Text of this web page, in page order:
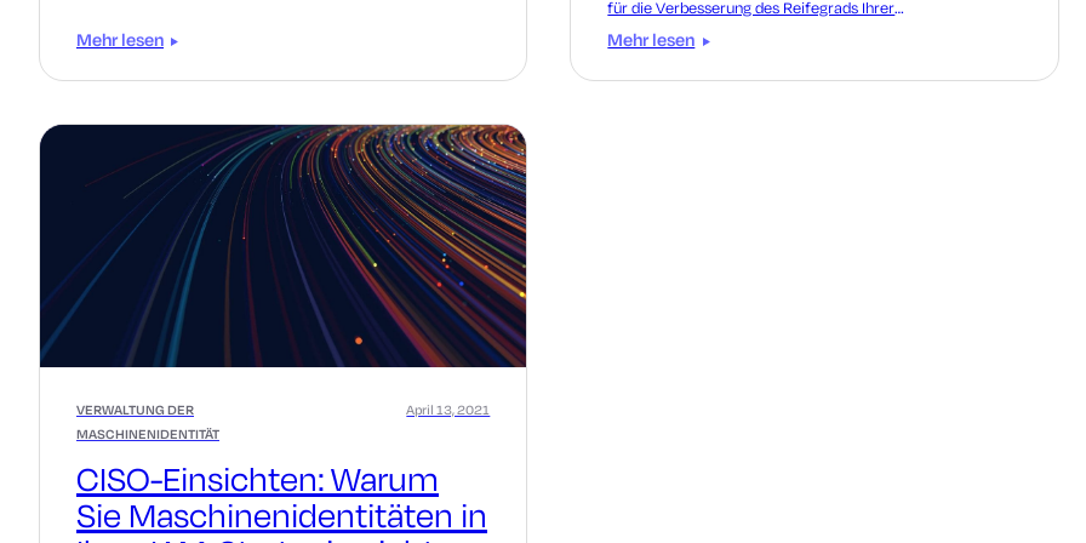
Mehr lesen
für die Verbesserung des Reifegrads Ihrer
Zertifikatsverwaltung von manuell zu automatisiert
Mehr lesen
VERWALTUNG DER
MASCHINENIDENTITÄT
CISO-Einsichten: Warum
Sie Maschinenidentitäten in
April 13, 2021